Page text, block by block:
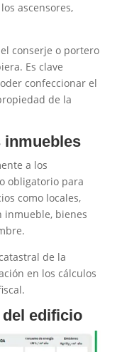
ascensores,
conserje o portero
Es clave
confeccionar el
de la
inmuebles
a los
obligatorio para
como locales,
inmueble, bienes
de la
en los cálculos
edificio